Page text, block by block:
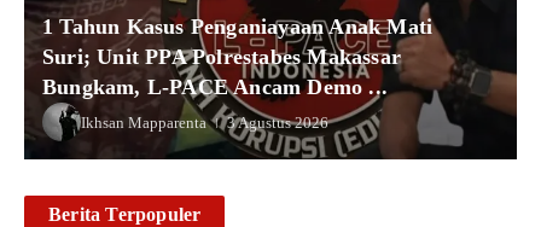
1 Tahun Kasus Penganiayaan Anak Mati
Suri; Unit PPA Polrestabes Makassar
Bungkam, L-PACE Ancam Demo ...
Ikhsan Mapparenta 3 Agustus 2026
Berita Terpopuler